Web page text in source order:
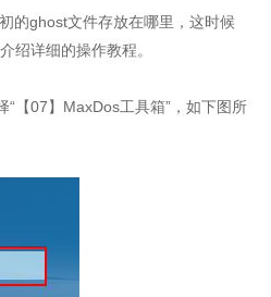
ghost文件存放在哪里，这时候
绍详细的操作教程。
07】MaxDos工具箱”，如下图所